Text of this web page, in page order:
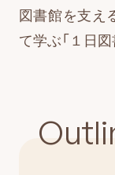
図書館を支え
て学ぶ「１日